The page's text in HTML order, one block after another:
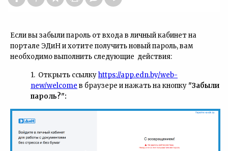
Если вы забыли пароль от входа в личный кабинет на
портале ЭДиН и хотите получить новый пароль, вам
необходимо выполнить следующие действия:
1. Открыть ссылкуhttps://app.edn.by/web-
new/welcome в браузере и нажать на кнопку "Забыли
пароль?":